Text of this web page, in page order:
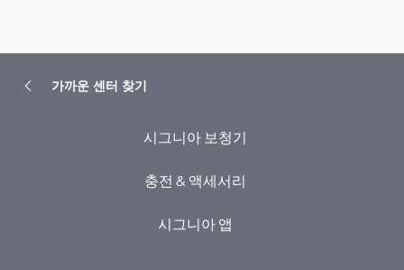
가까운 센터 찾기
시그니아 보청기
충전 & 액세서리
시그니아 앱